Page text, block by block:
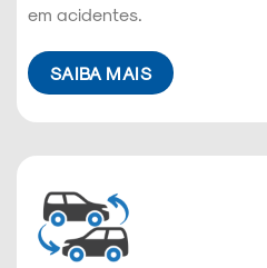
em acidentes.
SAIBA MAIS